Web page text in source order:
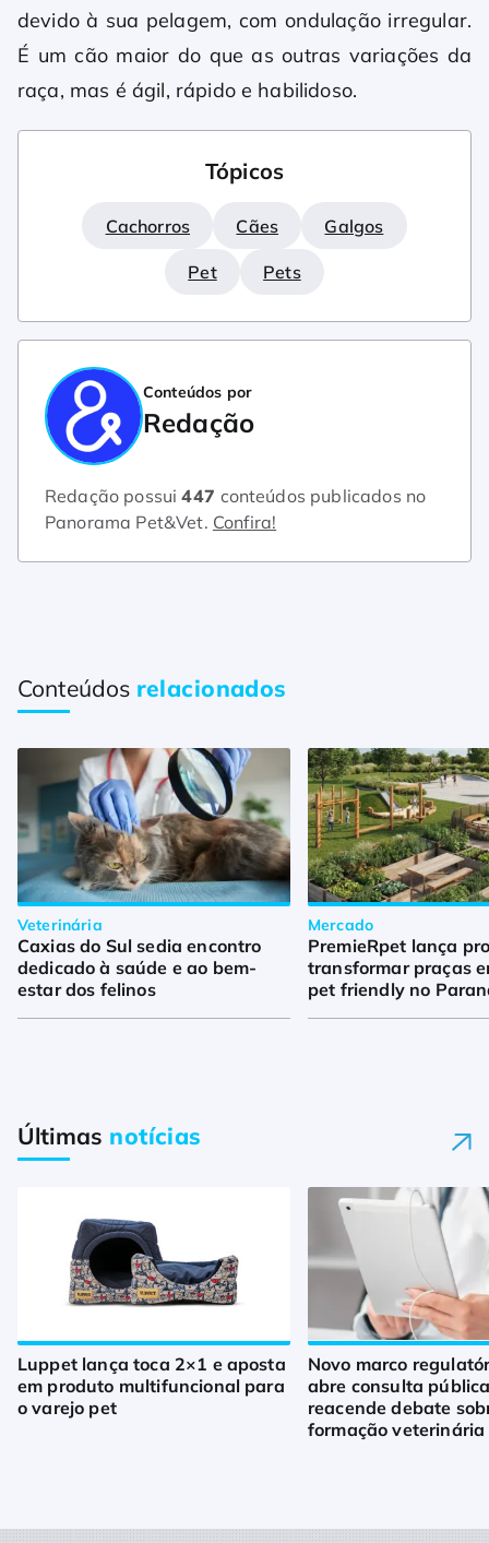
devido à sua pelagem, com ondulação irregular.
É um cão maior do que as outras variações da
raça, mas é ágil, rápido e habilidoso.
Tópicos
Cachorros Cães Galgos
Pet Pets
Conteúdos por
Redação
Redação possui447 conteúdos publicados no
Panorama Pet&Vet. Confira!
Conteúdos relacionados
Veterinária
Caxias do Sul sedia encontro
dedicado à saúde e ao bem-
estar dos felinos
Mercado
PremieRpet lança
transformar praças
pet friendly no
Últimas notícias
Luppet lança toca 2×1 e aposta
em produto multifuncional para
o varejo pet
Novo marco
abre consulta
reacende debate
formação veterinária